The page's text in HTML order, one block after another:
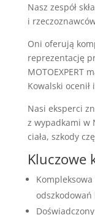
Nasz zespół
i
Oni oferują
reprezentację
MOTOEXPERT
Kowalski ocenił
Nasi eksperci
z wypadkami w
ciała, szkody
Kluczowe